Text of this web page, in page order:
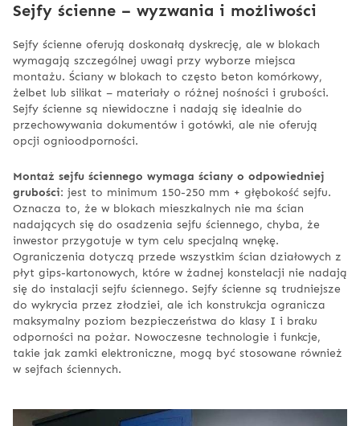
Sejfy ścienne – wyzwania i możliwości
Sejfy ścienne oferują doskonałą dyskrecję, ale w blokach
wymagają szczególnej uwagi przy wyborze miejsca
montażu. Ściany w blokach to często beton komórkowy,
żelbet lub silikat – materiały o różnej nośności i grubości.
Sejfy ścienne są niewidoczne i nadają się idealnie do
przechowywania dokumentów i gotówki, ale nie oferują
opcji ognioodporności.
Montaż sejfu ściennego wymaga ściany o odpowiedniej
grubości: jest to minimum 150-250 mm + głębokość sejfu.
Oznacza to, że w blokach mieszkalnych nie ma ścian
nadających się do osadzenia sejfu ściennego, chyba, że
inwestor przygotuje w tym celu specjalną wnękę.
Ograniczenia dotyczą przede wszystkim ścian działowych z
płyt gips-kartonowych, które w żadnej konstelacji nie nadają
się do instalacji sejfu ściennego. Sejfy ścienne są trudniejsze
do wykrycia przez złodziei, ale ich konstrukcja ogranicza
maksymalny poziom bezpieczeństwa do klasy I i braku
odporności na pożar. Nowoczesne technologie i funkcje,
takie jak zamki elektroniczne, mogą być stosowane również
w sejfach ściennych.